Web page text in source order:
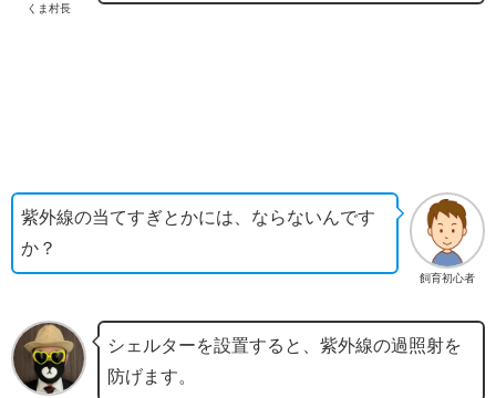
くま村長
飼育初心者
紫外線の当てすぎとかには、ならないんです
か？
シェルターを設置すると、紫外線の過照射を
防げます。